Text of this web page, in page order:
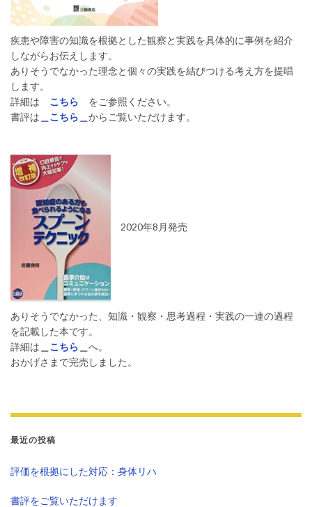
疾患や障害の知識を根拠とした観察と実践を具体的に事例を紹介
しながらお伝えします。
ありそうでなかった理念と個々の実践を結びつける考え方を提唱
します。
詳細は
こちら
をご参照ください。
書評は ＿こちら＿ からご覧いただけます。
2020年8月発売
ありそうでなかった、知識・観察・思考過程・実践の一連の過程
を記載した本です。
詳細は
こちら
へ。
おかげさまで完売しました。
最近の投稿
評価を根拠にした対応：身体リハ
書評をご覧いただけます